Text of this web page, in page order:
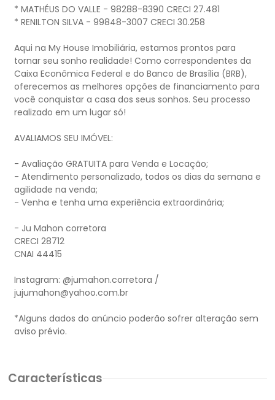
* MATHÉUS DO VALLE - 98288-8390 CRECI 27.481
* RENILTON SILVA - 99848-3007 CRECI 30.258
Aqui na My House Imobiliária, estamos prontos para
tornar seu sonho realidade! Como correspondentes da
Caixa Econômica Federal e do Banco de Brasília (BRB),
oferecemos as melhores opções de financiamento para
você conquistar a casa dos seus sonhos. Seu processo
realizado em um lugar só!
AVALIAMOS SEU IMÓVEL:
- Avaliação GRATUITA para Venda e Locação;
- Atendimento personalizado, todos os dias da semana e
agilidade na venda;
- Venha e tenha uma experiência extraordinária;
- Ju Mahon corretora
CRECI 28712
CNAI 44415
Instagram: @jumahon.corretora /
jujumahon@yahoo.com.br
*Alguns dados do anúncio poderão sofrer alteração sem
Características